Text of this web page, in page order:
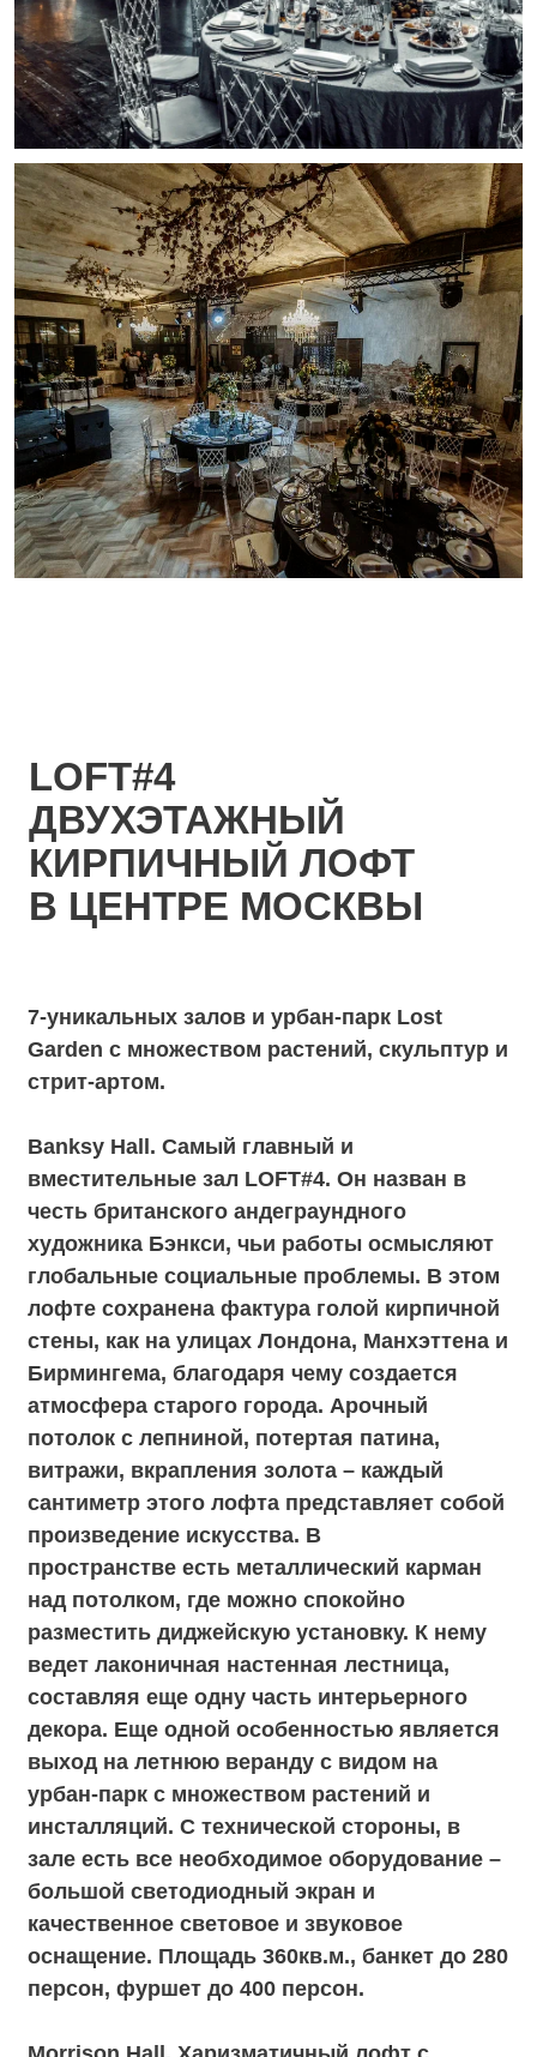
персон,
фуршет до 100 персон. Зал без аренды.
Andy Hall. Лофт, вдохновленный
искусством короля поп-арта Энди Уорхола.
творческая энергетика. Главная
особенность помещения – распашные
двери в пол с выходом в урбан –парк Lost
Garden. Зал наполнен
различными художественными деталями от
ярких картин современных художников до
тропического орнамента. Исполнить
креативные желания поможет качественное
оборудование зала – большой
светодиодный экран, множество световых
элементов и полное звуковое оснащение.
Площадь 310 кв. м., банкет до 200 персон,
фуршет до 350 персон.
Cindy Hall. Кинематографический лофт –
голландского дизайнера Ансельма Янсена,
залы Andy и Cindy – неотделимая история.
Только вместе эти два лофта составят
эстетически красивую и функционально
полноценную пару для ивента и могут быть
использованы как welcome и main –
Long Hall. Вытянутый зал с большими
окнами в рамах пудрового цвета,
наполняющими пространство солнечным
высокие потолки с множеством люстр
разного стиля, картина современного
художника-абстракциониста и яркая
лепнина в персиковых и темно-синих
оттенков. Подобно Ричарду Лонгу, навсегда
соединившему свое искусство с природой,
long Hall тесно связан с натуральным
ландшафтом благодаря веранде. При этом
аутентичность лофта смело переплетается
с новыми технологиями - зал оборудован
полным звуковым и световым оснащением.
В лофте есть пять отдельных выходов, в
том числе на летнюю веранду и к атриум-
бару. Площадь 180 кв.м., банкет до 120
персон, фуршет до 180 персон.
Itten Hall. Камерный лаконичный лофт –
предвосхищение всего Loft Hall. Несмотря
на небольшую площадь, этот зал наполнен
всеми преимуществами. Огромные окна с
видом на урбан-парк, эклектика мировых
культур в виде состаренных португальских
паттернов и необычные фактуры
разбавляют свободное пространство.
Яркой особенностью зала является
знаменитый орнамент с японскими
журавлями, граничащий со строгой
мозаикой из кафеля. Металлические
столбы, искусственно состаренные детали,
высокие потолки. Зал назван в честь
швейцарского художника Иоханнеса
Иттена. Именно его исследования и